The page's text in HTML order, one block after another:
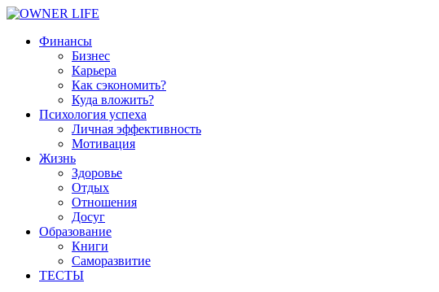
Финансы
Бизнес
Карьера
Как сэкономить?
Куда вложить?
Психология успеха
Личная эффективность
Мотивация
Жизнь
Здоровье
Отдых
Отношения
Досуг
Образование
Книги
Саморазвитие
ТЕСТЫ